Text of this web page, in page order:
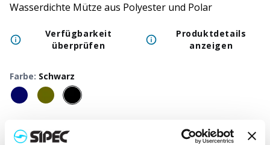
Wasserdichte Mütze aus Polyester und Polar
Verfügbarkeit
überprüfen
Produktdetails
anzeigen
Farbe: Schwarz
Neutraler Preis
3,800€ 3,800